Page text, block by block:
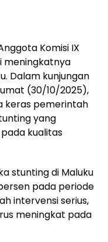
Komisi IX
meningkatnya
Dalam kunjungan
(30/10/2025),
keras pemerintah
yang
kualitas
stunting di Maluku
pada periode
intervensi serius,
meningkat pada